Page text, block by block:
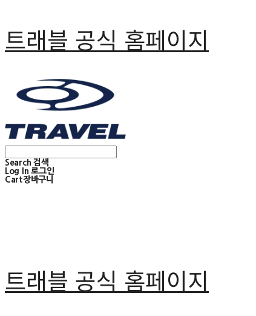
트래블 공식 홈페이지
Search 검색
Log In 로그인
Cart장바구니
트래블 공식 홈페이지